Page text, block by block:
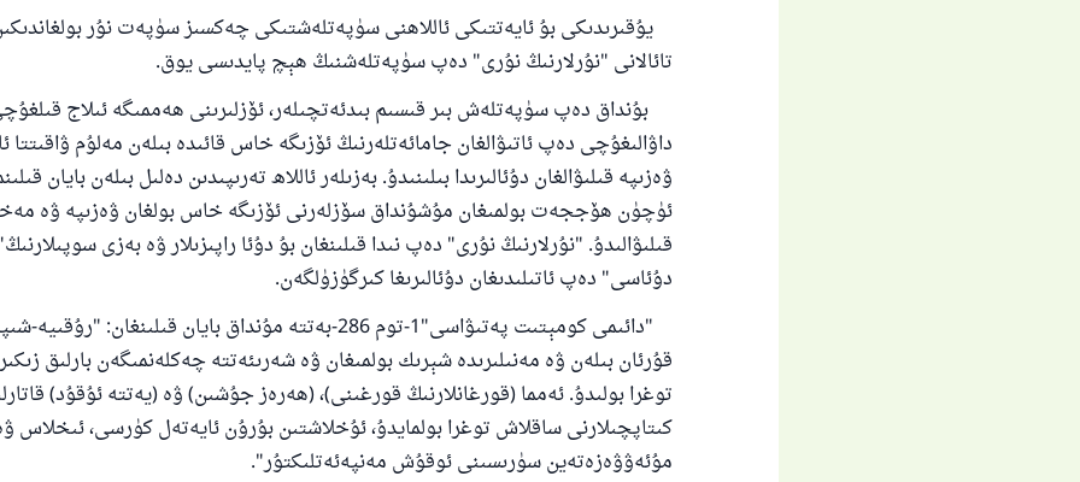
يۇقىرىدىكى بۇ ئايەتتىكى ئاللاھنى سۈپەتلەشتىكى چەكسىز سۈپەت نۇر
تائالانى "نۇرلارنىڭ نۇرى" دەپ سۈپەتلەشنىڭ ھېچ پايدىسى يوق.
بۇنداق دەپ سۈپەتلەش بىر قىسىم بىدئەتچىلەر، ئۆزلىرىنى ھەممىگە ئىلاج
داۋالىغۇچى دەپ ئاتىۋالغان جامائەتلەرنىڭ ئۆزىگە خاس قائىدە بىلەن مەلۇم ۋاقىتتا
ۋەزىپە قىلىۋالغان دۇئالىرىدا بىلىنىدۇ. بەزىلەر ئاللاھ تەرىپىدىن دەلىل بىلەن بايان
ئۈچۈن ھۆججەت بولمىغان مۇشۇنداق سۆزلەرنى ئۆزىگە خاس بولغان ۋەزىپە ۋە
قىلىۋالىدۇ. "نۇرلارنىڭ نۇرى" دەپ نىدا قىلىنغان بۇ دۇئا راپىزىلار ۋە بەزى
دۇئاسى" دەپ ئاتىلىدىغان دۇئالىرىغا كىرگۈزۈلگەن.
"دائىمى كومېتىت پەتىۋاسى"1-توم 286-بەتتە مۇنداق بايان قىلىنغان:
قۇرئان بىلەن ۋە مەنىلىرىدە شېرىك بولمىغان ۋە شەرىئەتتە چەكلەنمىگەن بارلىق
توغرا بولىدۇ. ئەمما (قورغانلارنىڭ قورغىنى)، (ھەرەز جۇشىن) ۋە (يەتتە ئۇقۇد)
كىتاپچىلارنى ساقلاش توغرا بولمايدۇ، ئۇخلاشتىن بۇرۇن ئايەتەل كۈرسى، ئىخلاس
مۇئەۋۋەزەتەين سۈرىسىنى ئوقۇش مەنپەئەتلىكتۇر".